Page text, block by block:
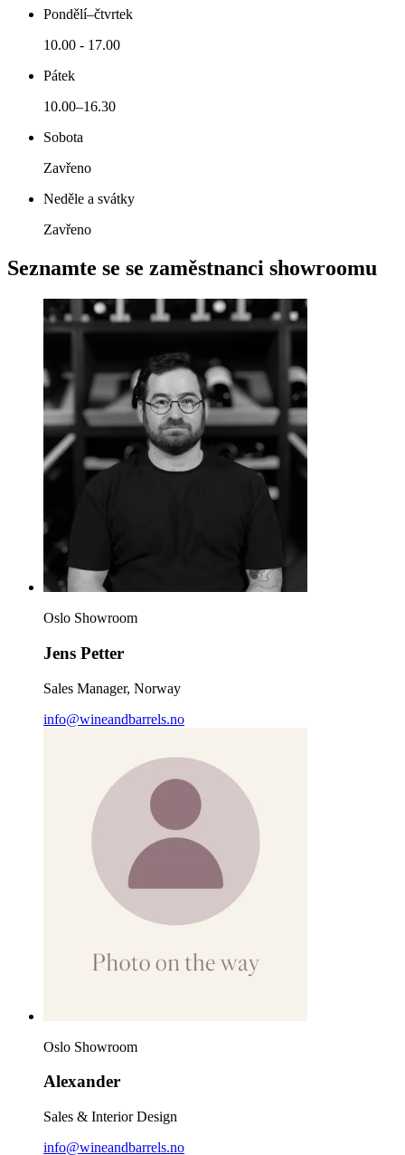
Pondělí–čtvrtek
10.00 - 17.00
Pátek
10.00–16.30
Sobota
Zavřeno
Neděle a svátky
Zavřeno
Seznamte se se zaměstnanci showroomu
Oslo Showroom
Jens Petter
Sales Manager, Norway
info@wineandbarrels.no
Oslo Showroom
Alexander
Sales & Interior Design
info@wineandbarrels.no